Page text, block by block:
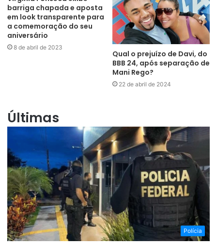
barriga chapada e aposta
em look transparente para
a comemoração do seu
aniversário
8 de abril de 2023
Qual o prejuízo de Davi, do
BBB 24, após separação de
Mani Rego?
22 de abril de 2024
Últimas
Polícia